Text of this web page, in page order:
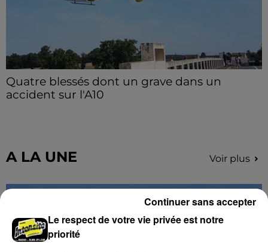
Quatre blessés dont un grave dans un
accident sur l'A10
A LA UNE Voir plus
Le respect de votre vie privée est notre
priorité
Continuer sans accepter